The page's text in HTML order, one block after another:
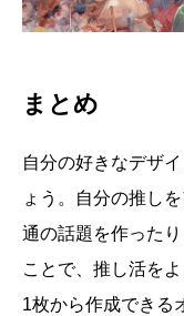
まとめ
自分の好きなデザ
ょう。自分の推し
通の話題を作った
ことで、推し活を
1枚から作成できる